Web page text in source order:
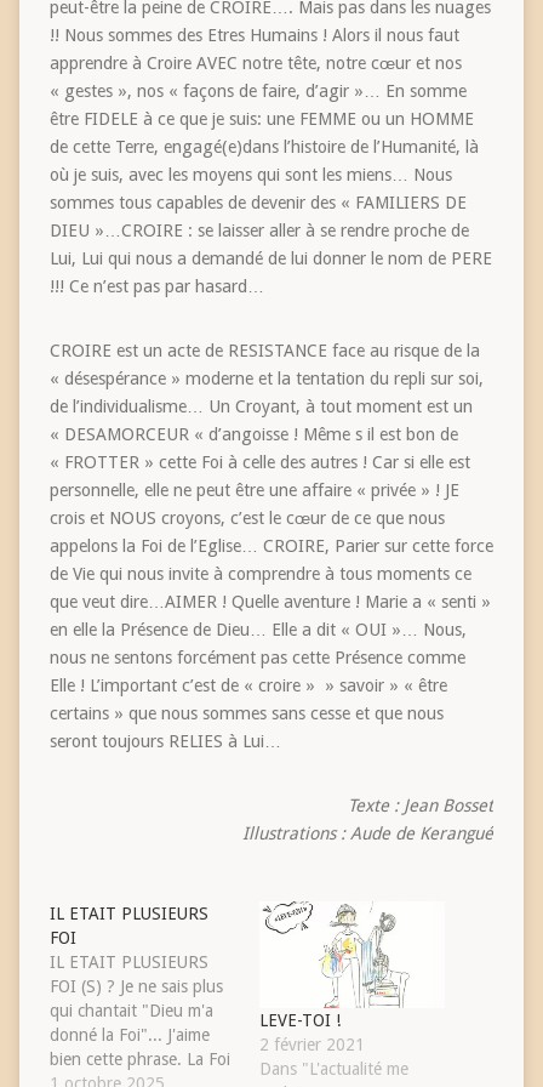
peut-être la peine de CROIRE…. Mais pas dans les nuages
!! Nous sommes des Etres Humains ! Alors il nous faut
apprendre à Croire AVEC notre tête, notre cœur et nos
« gestes », nos « façons de faire, d’agir »… En somme
être FIDELE à ce que je suis: une FEMME ou un HOMME
de cette Terre, engagé(e)dans l’histoire de l’Humanité, là
où je suis, avec les moyens qui sont les miens… Nous
sommes tous capables de devenir des « FAMILIERS DE
DIEU »…CROIRE : se laisser aller à se rendre proche de
Lui, Lui qui nous a demandé de lui donner le nom de PERE
!!! Ce n’est pas par hasard…
CROIRE est un acte de RESISTANCE face au risque de la
« désespérance » moderne et la tentation du repli sur soi,
de l’individualisme… Un Croyant, à tout moment est un
« DESAMORCEUR « d’angoisse ! Même s il est bon de
« FROTTER » cette Foi à celle des autres ! Car si elle est
personnelle, elle ne peut être une affaire « privée » ! JE
crois et NOUS croyons, c’est le cœur de ce que nous
appelons la Foi de l’Eglise… CROIRE, Parier sur cette force
de Vie qui nous invite à comprendre à tous moments ce
que veut dire…AIMER ! Quelle aventure ! Marie a « senti »
en elle la Présence de Dieu… Elle a dit « OUI »… Nous,
nous ne sentons forcément pas cette Présence comme
Elle ! L’important c’est de « croire » » savoir » « être
certains » que nous sommes sans cesse et que nous
seront toujours RELIES à Lui…
Texte : Jean Bosset
Illustrations : Aude de Kerangué
IL ETAIT PLUSIEURS
FOI
IL ETAIT PLUSIEURS
FOI (S) ? Je ne sais plus
qui chantait "Dieu m'a
donné la Foi"... J'aime
bien cette phrase. La Foi
LEVE-TOI !
2 février 2021
Dans "L'actualité me